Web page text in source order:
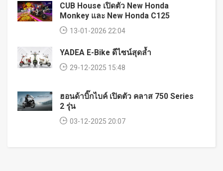
CUB House เปิดตัว New Honda
Monkey และ New Honda C125
13-01-2026 22:04
YADEA E-Bike ดีไซน์สุดล้ำ
29-12-2025 15:48
ฮอนด้าบิ๊กไบค์ เปิดตัว คลาส 750 Series
2 รุ่น
03-12-2025 20:07